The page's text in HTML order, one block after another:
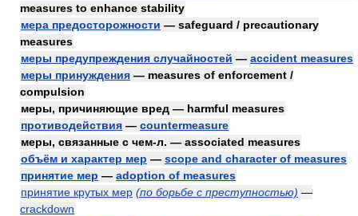
measures to enhance stability
мера предосторожности — safeguard / precautionary
measures
меры предупреждения случайностей — accident measures
меры принуждения — measures of enforcement /
compulsion
меры, причиняющие вред — harmful measures
противодействия — countermeasure
меры, связанные с чем-л. — associated measures
объём и характер мер — scope and character of measures
принятие мер — adoption of measures
принятие крутых мер (по борьбе с преступностью) —
crackdown